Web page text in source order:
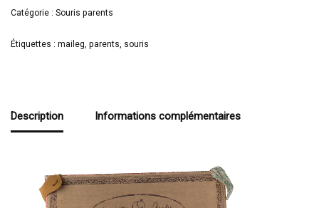
Catégorie : Souris parents
Étiquettes : maileg, parents, souris
Description Informations complémentaires